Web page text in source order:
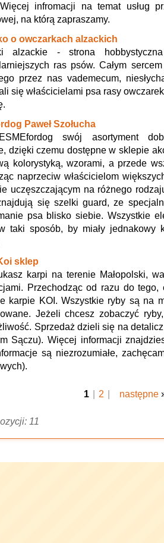
infromacji na temat usług
na którą zapraszamy.
o owczarkach alzackich
alzackie - strona
ras psów. Całym
przez nas vademecum,
się właścicielami psa rasy
Paweł Szołucha
swój asortyment
dzięki czemu dostępne w sklepie
kolorystyką, wzorami, a przede
naprzeciw właścicielom
uczęszczającym na różnego
się szelki guard, ze
psa blisko siebie. Wszystkie
taki sposób, by miały jednakowy
sklep
karpi na terenie Małopolski,
Przechodząc od razu do tego,
karpie KOI. Wszystkie ryby są na
Jeżeli chcesz zobaczyć
Sprzedaż dzieli się na
Sączu). Więcej informacji
są niezrozumiałe,
1 | 2 | następne
11